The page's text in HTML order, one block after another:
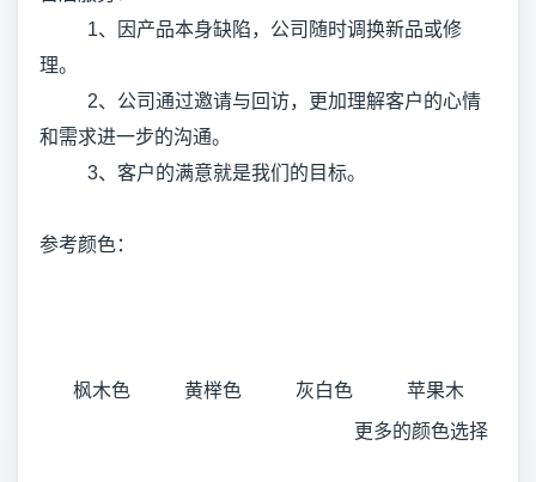
1、因产品本身缺陷，公司随时调换新品或修
理。
2、公司通过邀请与回访，更加理解客户的心情
和需求进一步的沟通。
3、客户的满意就是我们的目标。
参考颜色：
枫木色 黄榉色 灰白色
苹果木
更多的颜色选择